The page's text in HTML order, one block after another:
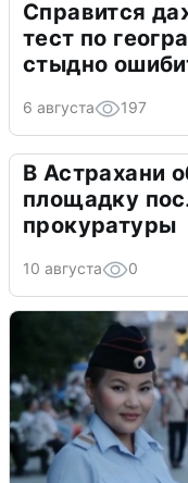
Справится
тест по
стыдно
6 августа 197
В Астрахани
площадку
прокуратуры
10 августа 0